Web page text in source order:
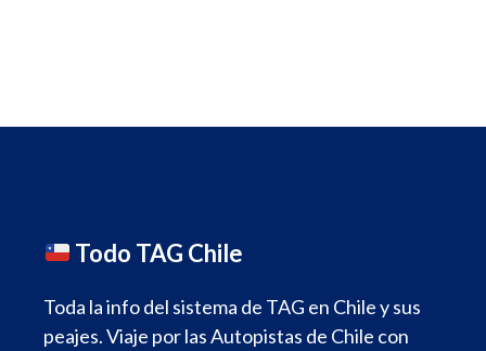
Todo TAG Chile
Toda la info del sistema de TAG en Chile y sus
peajes. Viaje por las Autopistas de Chile con